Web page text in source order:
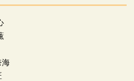
海